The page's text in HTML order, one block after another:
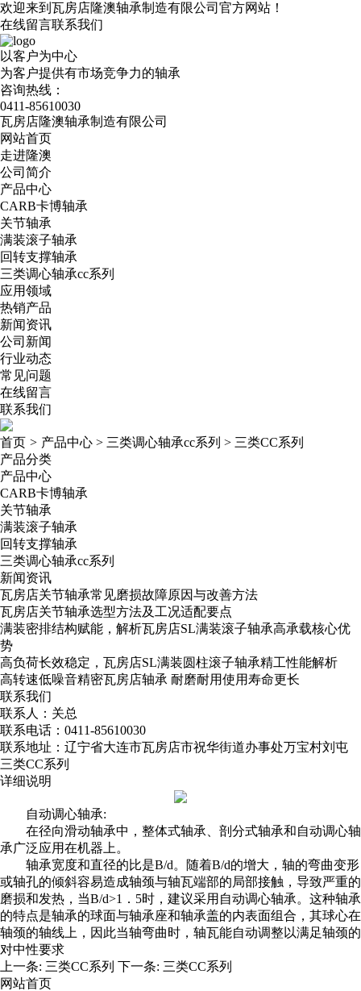
欢迎来到瓦房店隆澳轴承制造有限公司官方网站！
在线留言联系我们
以客户为中心
为客户提供有市场竞争力的轴承
咨询热线：
0411-85610030
瓦房店隆澳轴承制造有限公司
网站首页
走进隆澳
公司简介
产品中心
CARB卡博轴承
关节轴承
满装滚子轴承
回转支撑轴承
三类调心轴承cc系列
应用领域
热销产品
新闻资讯
公司新闻
行业动态
常见问题
在线留言
联系我们
首页 > 产品中心 > 三类调心轴承cc系列 > 三类CC系列
产品分类
产品中心
CARB卡博轴承
关节轴承
满装滚子轴承
回转支撑轴承
三类调心轴承cc系列
新闻资讯
瓦房店关节轴承常见磨损故障原因与改善方法
瓦房店关节轴承选型方法及工况适配要点
满装密排结构赋能，解析瓦房店SL满装滚子轴承高承载核心优
势
高负荷长效稳定，瓦房店SL满装圆柱滚子轴承精工性能解析
高转速低噪音精密瓦房店轴承​ 耐磨耐用使用寿命更长
联系我们
联系人：关总
联系电话：0411-85610030
联系地址：辽宁省大连市瓦房店市祝华街道办事处万宝村刘屯
三类CC系列
详细说明
自动调心轴承:
在径向滑动轴承中，整体式轴承、剖分式轴承和自动调心轴
承广泛应用在机器上。
轴承宽度和直径的比是B/d。随着B/d的增大，轴的弯曲变形
或轴孔的倾斜容易造成轴颈与轴瓦端部的局部接触，导致严重的
磨损和发热，当B/d>1．5时，建议采用自动调心轴承。这种轴承
的特点是轴承的球面与轴承座和轴承盖的内表面组合，其球心在
轴颈的轴线上，因此当轴弯曲时，轴瓦能自动调整以满足轴颈的
对中性要求
上一条: 三类CC系列 下一条: 三类CC系列
网站首页